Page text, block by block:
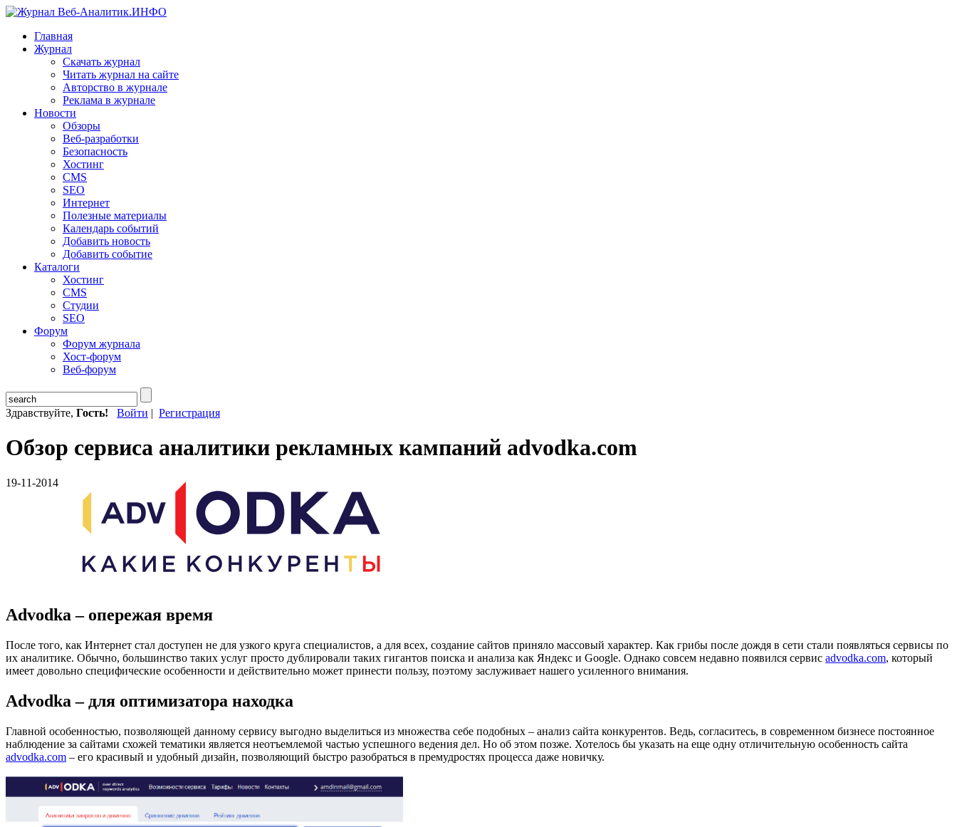
Главная
Журнал
Скачать журнал
Читать журнал на сайте
Авторство в журнале
Реклама в журнале
Новости
Обзоры
Веб-разработки
Безопасность
Хостинг
CMS
SEO
Интернет
Полезные материалы
Календарь событий
Добавить новость
Добавить событие
Каталоги
Хостинг
CMS
Студии
SEO
Форум
Форум журнала
Хост-форум
Веб-форум
Здравствуйте, Гость! Войти | Регистрация
Обзор сервиса аналитики рекламных кампаний advodka.com
19-11-2014
Advodka – опережая время
После того, как Интернет стал доступен не для узкого круга специалистов, а для всех, создание сайтов приняло массовый характер. Как грибы после дождя в сети стали появляться сервисы по
их аналитике. Обычно, большинство таких услуг просто дублировали таких гигантов поиска и анализа как Яндекс и Google. Однако совсем недавно появился сервис advodka.com, который
имеет довольно специфические особенности и действительно может принести пользу, поэтому заслуживает нашего усиленного внимания.
Advodka – для оптимизатора находка
Главной особенностью, позволяющей данному сервису выгодно выделиться из множества себе подобных – анализ сайта конкурентов. Ведь, согласитесь, в современном бизнесе постоянное
наблюдение за сайтами схожей тематики является неотъемлемой частью успешного ведения дел. Но об этом позже. Хотелось бы указать на еще одну отличительную особенность сайта
advodka.com – его красивый и удобный дизайн, позволяющий быстро разобраться в премудростях процесса даже новичку.